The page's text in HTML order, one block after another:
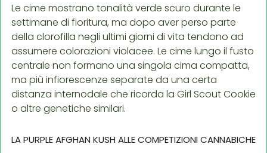
Le cime mostrano tonalità verde scuro durante le
settimane di fioritura, ma dopo aver perso parte
della clorofilla negli ultimi giorni di vita tendono ad
assumere colorazioni violacee. Le cime lungo il fusto
centrale non formano una singola cima compatta,
ma più infiorescenze separate da una certa
distanza internodale che ricorda la Girl Scout Cookie
o altre genetiche similari.
LA PURPLE AFGHAN KUSH ALLE COMPETIZIONI CANNABICHE